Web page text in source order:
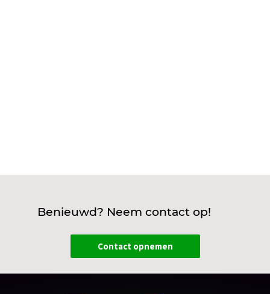
Benieuwd? Neem contact op!
Contact opnemen